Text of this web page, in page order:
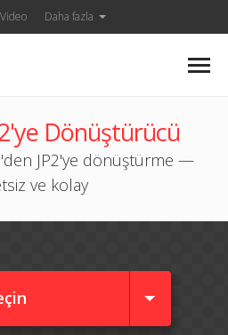
Daha fazla
Dönüştürücü
JP2'ye dönüştürme —
ve kolay